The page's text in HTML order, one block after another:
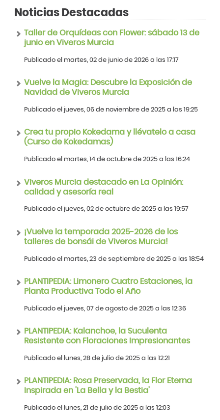
Noticias Destacadas
Taller de Orquídeas con Flower: sábado 13 de
junio en Viveros Murcia
Publicado el martes, 02 de junio de 2026 a las 17:17
Vuelve la Magia: Descubre la Exposición de
Navidad de Viveros Murcia
Publicado el jueves, 06 de noviembre de 2025 a las 19:25
Crea tu propio Kokedama y llévatelo a casa
(Curso de Kokedamas)
Publicado el martes, 14 de octubre de 2025 a las 16:24
Viveros Murcia destacado en La Opinión:
calidad y asesoría real
Publicado el jueves, 02 de octubre de 2025 a las 19:57
¡Vuelve la temporada 2025-2026 de los
talleres de bonsái de Viveros Murcia!
Publicado el martes, 23 de septiembre de 2025 a las 18:54
PLANTIPEDIA: Limonero Cuatro Estaciones, la
Planta Productiva Todo el Año
Publicado el jueves, 07 de agosto de 2025 a las 12:36
PLANTIPEDIA: Kalanchoe, la Suculenta
Resistente con Floraciones Impresionantes
Publicado el lunes, 28 de julio de 2025 a las 12:21
PLANTIPEDIA: Rosa Preservada, la Flor Eterna
Inspirada en 'La Bella y la Bestia'
Publicado el lunes, 21 de julio de 2025 a las 12:03